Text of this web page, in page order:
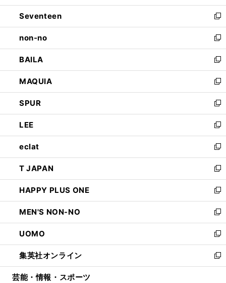
開
く
ウ
で
開
く
ン
ド
ウ
で
開
く
Seventeen
新
し
い
ウ
ィ
ン
ド
ウ
で
開
く
non-no
新
し
い
ウ
ィ
ン
ド
ウ
で
開
く
BAILA
新
し
い
ウ
ィ
ン
ド
ウ
で
開
く
MAQUIA
新
し
い
ウ
ィ
ン
ド
ウ
で
開
く
SPUR
新
し
い
ウ
ィ
ン
ド
ウ
で
開
く
LEE
新
し
い
ウ
ィ
ン
ド
ウ
で
開
く
eclat
新
し
い
ウ
ィ
ン
ド
ウ
で
開
く
T JAPAN
新
し
い
ウ
ィ
ン
ド
ウ
で
開
HAPPY PLUS ONE
新
し
い
ウ
ィ
ン
ド
ウ
MEN'S NON-NO
新
し
い
ウ
ィ
ン
UOMO
新
し
い
ウ
集英社オンライン
新
し
芸能・情報・スポーツ